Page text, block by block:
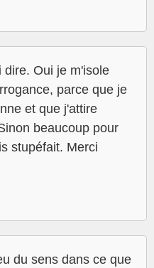
dire. Oui je m'isole
parce que je
et que j'attire
beaucoup pour
stupéfait. Merci
du sens dans ce que